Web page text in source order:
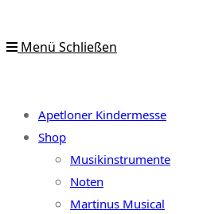
Menü Schließen
Apetloner Kindermesse
Shop
Musikinstrumente
Noten
Martinus Musical